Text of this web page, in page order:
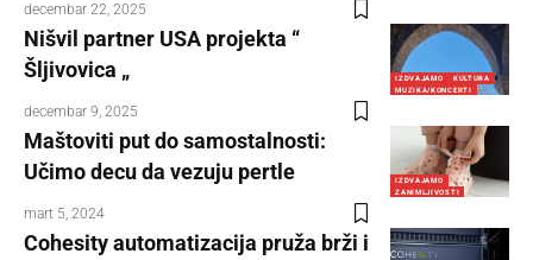
decembar 22, 2025
IZDVAJAMO
KULTURA
MUZIKA/KONCERTI
Nišvil partner USA projekta “
Šljivovica „
decembar 9, 2025
IZDVAJAMO
ZANIMLJIVOSTI
Maštoviti put do samostalnosti:
Učimo decu da vezuju pertle
mart 5, 2024
Cohesity automatizacija pruža brži i